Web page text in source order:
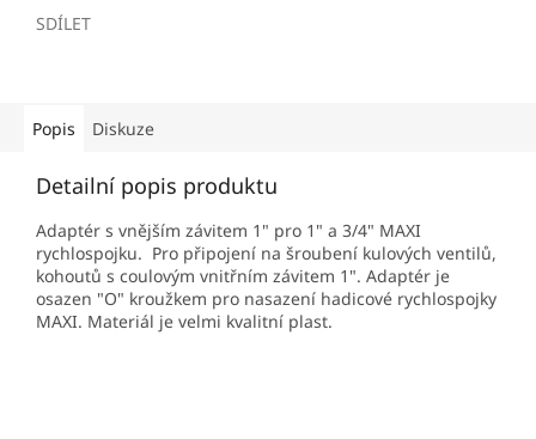
SDÍLET
Popis Diskuze
Detailní popis produktu
Adaptér s vnějším závitem 1" pro 1" a 3/4" MAXI
rychlospojku. Pro připojení na šroubení kulových ventilů,
kohoutů s coulovým vnitřním závitem 1". Adaptér je
osazen "O" kroužkem pro nasazení hadicové rychlospojky
MAXI. Materiál je velmi kvalitní plast.